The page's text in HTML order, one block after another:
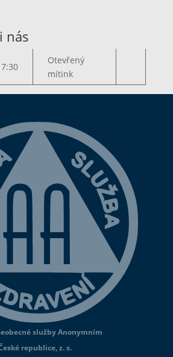
nás
Otevřený
mítink
služby Anonymním
republice, z. s.